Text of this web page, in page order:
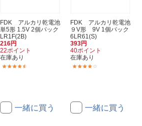
FDK アルカリ乾電池
単5形 1.5V 2個パック
LR1F(2B)
216円
22ポイント
在庫あり
一緒に買う
FDK アルカリ乾電池
９V形 9V 1個パック
6LR61(S)
393円
40ポイント
在庫あり
一緒に買う